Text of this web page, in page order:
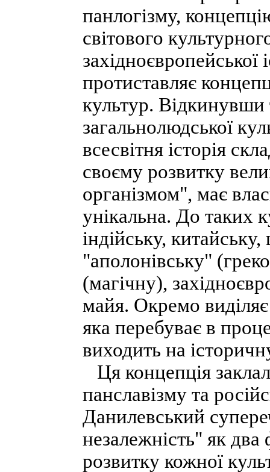
панлогізму,
світового
західноєвропейської
протиставляє
культур. Відкинувши
загальнолюдської
всесвітня історія
своєму розвитку
організмом", має
унікальна. До таких
індійську,
"аполонівську"
(магічну),
майя. Окремо
яка перебуває в
виходить на
Ця концепція
панславізму та
Данилевський
незалежність" як
розвитку кожної